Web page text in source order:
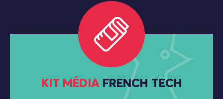
KIT MÉDIA FRENCH TECH